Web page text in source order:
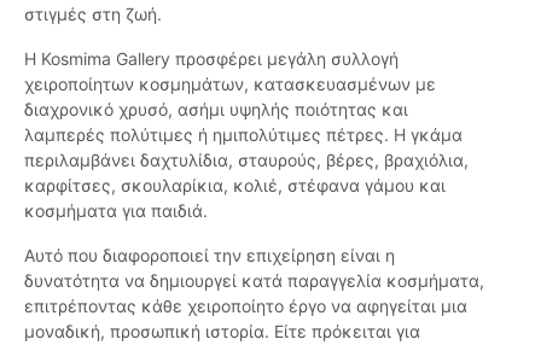
στιγμές στη ζωή.
H Kosmima Gallery προσφέρει μεγάλη συλλογή
χειροποίητων κοσμημάτων, κατασκευασμένων με
διαχρονικό χρυσό, ασήμι υψηλής ποιότητας και
λαμπερές πολύτιμες ή ημιπολύτιμες πέτρες. Η γκάμα
περιλαμβάνει δαχτυλίδια, σταυρούς, βέρες, βραχιόλια,
καρφίτσες, σκουλαρίκια, κολιέ, στέφανα γάμου και
κοσμήματα για παιδιά.
Αυτό που διαφοροποιεί την επιχείρηση είναι η
δυνατότητα να δημιουργεί κατά παραγγελία κοσμήματα,
επιτρέποντας κάθε χειροποίητο έργο να αφηγείται μια
μοναδική, προσωπική ιστορία. Είτε πρόκειται για